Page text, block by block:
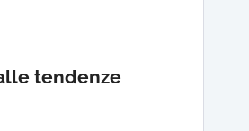
tendenze